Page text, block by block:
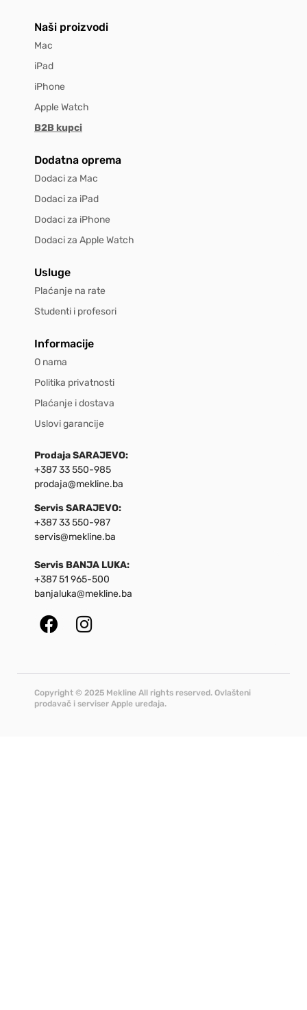
Naši proizvodi
Mac
iPad
iPhone
Apple Watch
B2B kupci
Dodatna oprema
Dodaci za Mac
Dodaci za iPad
Dodaci za iPhone
Dodaci za Apple Watch
Usluge
Plaćanje na rate
Studenti i profesori
Informacije
O nama
Politika privatnosti
Plaćanje i dostava
Uslovi garancije
Prodaja SARAJEVO:
+387 33 550-985
prodaja@mekline.ba
Servis SARAJEVO:
+387 33 550-987
servis@mekline.ba
Servis BANJA LUKA:
+387 51 965-500
banjaluka@mekline.ba
Copyright © 2025 Mekline All rights reserved. Ovlašteni
prodavač i serviser Apple uređaja.